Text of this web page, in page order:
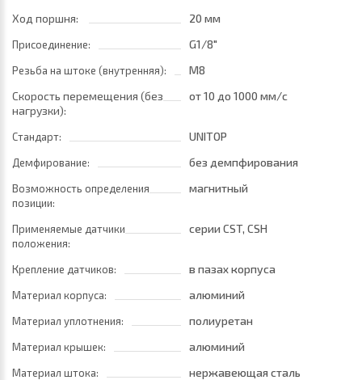
Ход поршня: 20 мм
Присоединение: G1/8"
Резьба на штоке (внутренняя):
M8
Скорость перемещения (без
нагрузки):
от 10 до 1000 мм/с
Стандарт: UNITOP
Демфирование: без демпфирования
Возможность определения
позиции:
магнитный
Применяемые датчики
положения:
серии CST, CSH
Крепление датчиков: в пазах корпуса
Материал корпуса: алюминий
Материал уплотнения: полиуретан
Материал крышек: алюминий
Материал штока: нержавеющая сталь